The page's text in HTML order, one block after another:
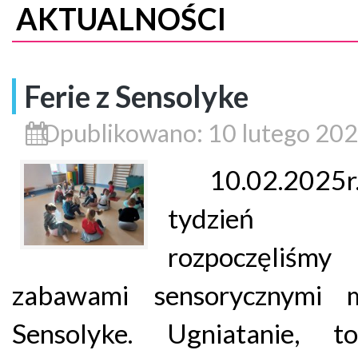
AKTUALNOŚCI
Ferie z Sensolyke
Opublikowano: 10 lutego
tydzień
rozpoczęliśmy
zabawami sensorycznymi
Sensolyke. Ugniatanie,